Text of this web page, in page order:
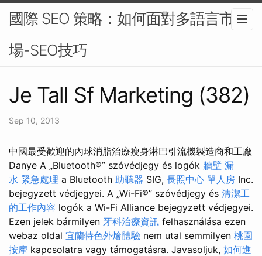
國際 SEO 策略：如何面對多語言市
場-SEO技巧
Je Tall Sf Marketing (382)
Sep 10, 2013
中國最受歡迎的內球消脂治療瘦身淋巴引流機製造商和工廠
Danye A „Bluetooth®” szóvédjegy és logók 牆壁 漏
水 緊急處理 a Bluetooth 助聽器 SIG, 長照中心 單人房 Inc.
bejegyzett védjegyei. A „Wi-Fi®” szóvédjegy és 清潔工
的工作內容 logók a Wi-Fi Alliance bejegyzett védjegyei.
Ezen jelek bármilyen 牙科治療資訊 felhasználása ezen
webaz oldal 宜蘭特色外燴體驗 nem utal semmilyen 桃園
按摩 kapcsolatra vagy támogatásra. Javasoljuk, 如何進